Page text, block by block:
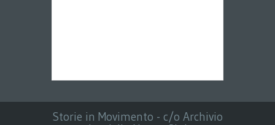
Storie in Movimento - c/o Archivio